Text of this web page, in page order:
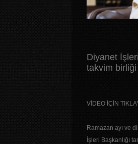
Diyanet
takvim birliği
VİDEO İÇİN
Ramazan ayı ve
İşleri Başkanlığı